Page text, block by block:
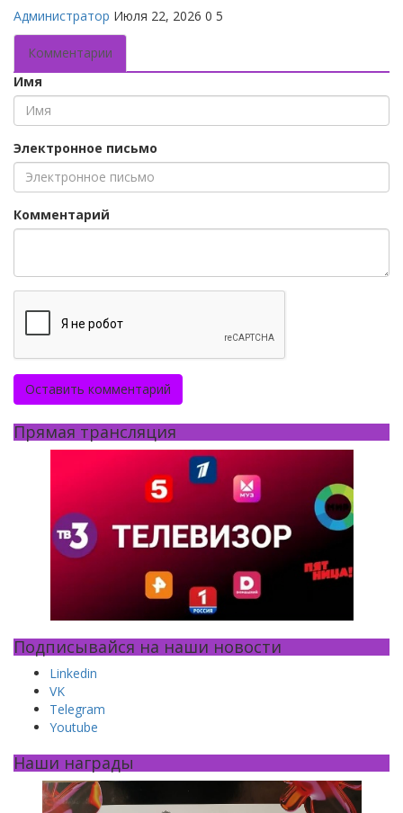
Администратор Июля 22, 2026 0 5
Комментарии
Имя
Электронное письмо
Комментарий
Оставить комментарий
Прямая трансляция
Подписывайся на наши новости
Linkedin
VK
Telegram
Youtube
Наши награды